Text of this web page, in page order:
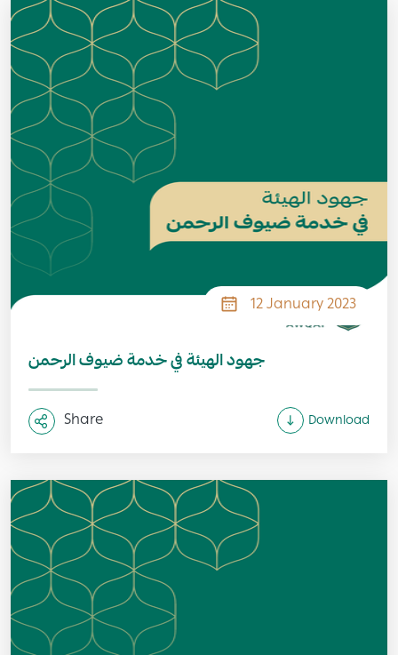
Image
12 January 2023
جهود الهيئة في خدمة ضيوف الرحمن
Share Download
Image